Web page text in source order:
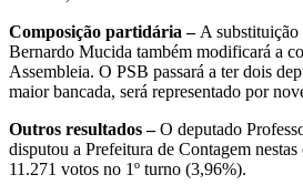
Composição partidária –A substituição
Bernardo Mucida também modificará a
Assembleia. O PSB passará a ter dois
maior bancada, será representado por
Outros resultados –O deputado
disputou a Prefeitura de Contagem nestas
11.271 votos no 1º turno (3,96%).